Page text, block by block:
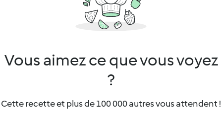
Vous aimez ce que vous voyez
?
Cette recette et plus de 100 000 autres vous attendent !